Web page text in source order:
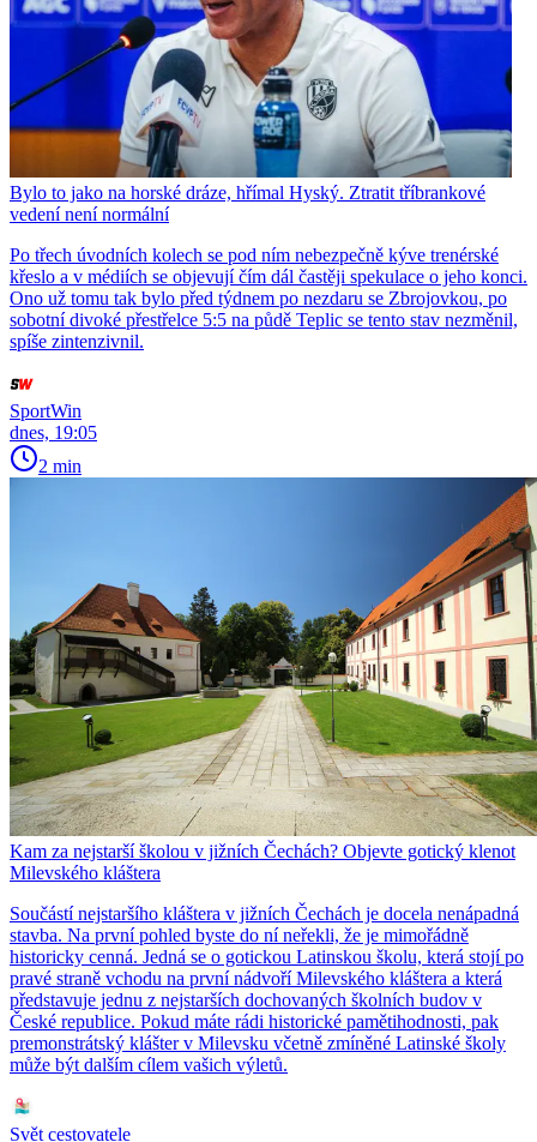
Bylo to jako na horské dráze, hřímal Hyský. Ztratit tříbrankové
vedení není normální
Po třech úvodních kolech se pod ním nebezpečně kýve trenérské
křeslo a v médiích se objevují čím dál častěji spekulace o jeho konci.
Ono už tomu tak bylo před týdnem po nezdaru se Zbrojovkou, po
sobotní divoké přestřelce 5:5 na půdě Teplic se tento stav nezměnil,
spíše zintenzivnil.
SportWin
dnes, 19:05
2 min
Kam za nejstarší školou v jižních Čechách? Objevte gotický klenot
Milevského kláštera
Součástí nejstaršího kláštera v jižních Čechách je docela nenápadná
stavba. Na první pohled byste do ní neřekli, že je mimořádně
historicky cenná. Jedná se o gotickou Latinskou školu, která stojí po
pravé straně vchodu na první nádvoří Milevského kláštera a která
představuje jednu z nejstarších dochovaných školních budov v
České republice. Pokud máte rádi historické pamětihodnosti, pak
premonstrátský klášter v Milevsku včetně zmíněné Latinské školy
může být dalším cílem vašich výletů.
Svět cestovatele